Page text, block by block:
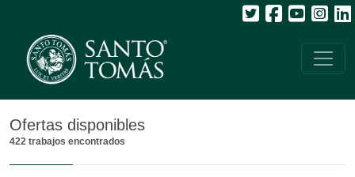
Ofertas disponibles
422 trabajos encontrados